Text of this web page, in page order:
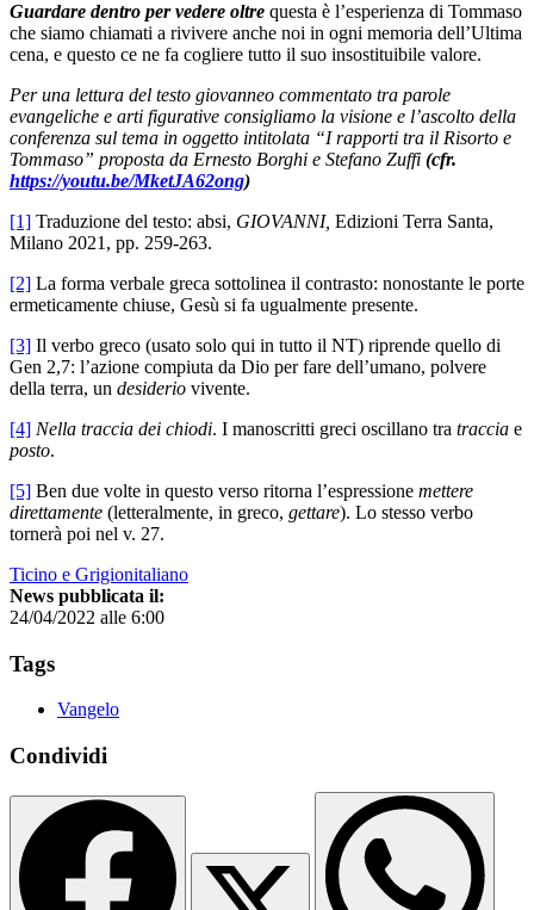
Guardare dentro per vedere oltre questa è l’esperienza di Tommaso
che siamo chiamati a rivivere anche noi in ogni memoria dell’Ultima
cena, e questo ce ne fa cogliere tutto il suo insostituibile valore.
Per una lettura del testo giovanneo commentato tra parole
evangeliche e arti figurative consigliamo la visione e l’ascolto della
conferenza sul tema in oggetto intitolata “I rapporti tra il Risorto e
Tommaso” proposta da Ernesto Borghi e Stefano Zuffi (cfr.
https://youtu.be/MketJA62ong)
[1] Traduzione del testo: absi, GIOVANNI, Edizioni Terra Santa,
Milano 2021, pp. 259-263.
[2] La forma verbale greca sottolinea il contrasto: nonostante le porte
ermeticamente chiuse, Gesù si fa ugualmente presente.
[3] Il verbo greco (usato solo qui in tutto il NT) riprende quello di
Gen 2,7: l’azione compiuta da Dio per fare dell’umano, polvere
della terra, un desiderio vivente.
[4] Nella traccia dei chiodi. I manoscritti greci oscillano tra traccia e
posto.
[5] Ben due volte in questo verso ritorna l’espressione mettere
direttamente (letteralmente, in greco, gettare). Lo stesso verbo
tornerà poi nel v. 27.
Ticino e Grigionitaliano
News pubblicata il:
24/04/2022 alle 6:00
Tags
Vangelo
Condividi